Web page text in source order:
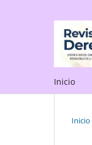
Inicio
Inicio